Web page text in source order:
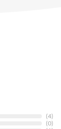
(4)
(0)